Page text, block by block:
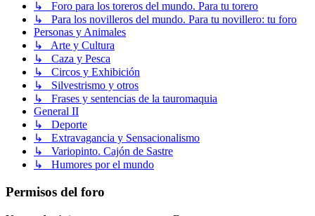
↳ Foro para los toreros del mundo. Para tu torero
↳ Para los novilleros del mundo. Para tu novillero: tu foro
Personas y Animales
↳ Arte y Cultura
↳ Caza y Pesca
↳ Circos y Exhibición
↳ Silvestrismo y otros
↳ Frases y sentencias de la tauromaquia
General II
↳ Deporte
↳ Extravagancia y Sensacionalismo
↳ Variopinto. Cajón de Sastre
↳ Humores por el mundo
Permisos del foro